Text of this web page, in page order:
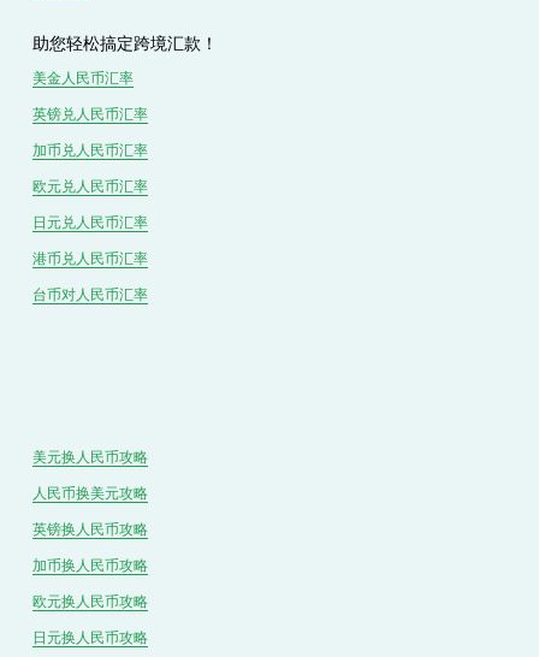
助您轻松搞定跨境汇款！
美金人民币汇率
英镑兑人民币汇率
加币兑人民币汇率
欧元兑人民币汇率
日元兑人民币汇率
港币兑人民币汇率
台币对人民币汇率
美元换人民币攻略
人民币换美元攻略
英镑换人民币攻略
加币换人民币攻略
欧元换人民币攻略
日元换人民币攻略